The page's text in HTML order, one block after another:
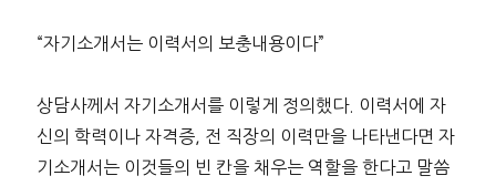
“자기소개서는 이력서의 보충내용이다”
상담사께서 자기소개서를 이렇게 정의했다. 이력서에 자
신의 학력이나 자격증, 전 직장의 이력만을 나타낸다면 자
기소개서는 이것들의 빈 칸을 채우는 역할을 한다고 말씀